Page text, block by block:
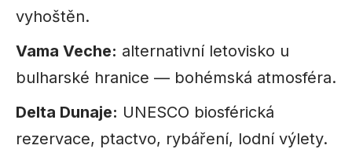
vyhoštěn.
Vama Veche: alternativní letovisko u
bulharské hranice — bohémská atmosféra.
Delta Dunaje: UNESCO biosférická
rezervace, ptactvo, rybáření, lodní výlety.